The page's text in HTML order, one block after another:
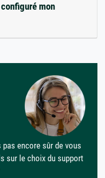
mon
encore sûr de vous
sur le choix du support